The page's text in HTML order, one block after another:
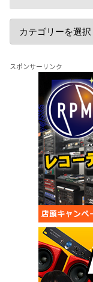
スポンサーリンク